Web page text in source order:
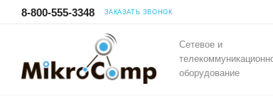
8-800-555-3348 ЗАКАЗАТЬ ЗВОНОК
Сетевое и
оборудование